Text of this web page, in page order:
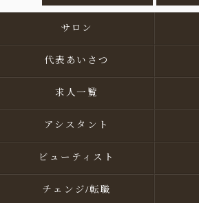
サロン
代表あいさつ
求人一覧
アシスタント
ビューティスト
チェンジ/転職